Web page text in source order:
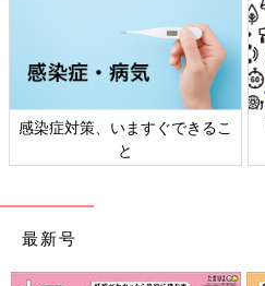
感染症対策、いますぐできるこ
と
最新号